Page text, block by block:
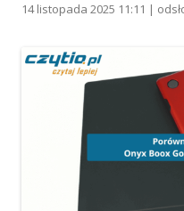
14 listopada 2025 11:11 |